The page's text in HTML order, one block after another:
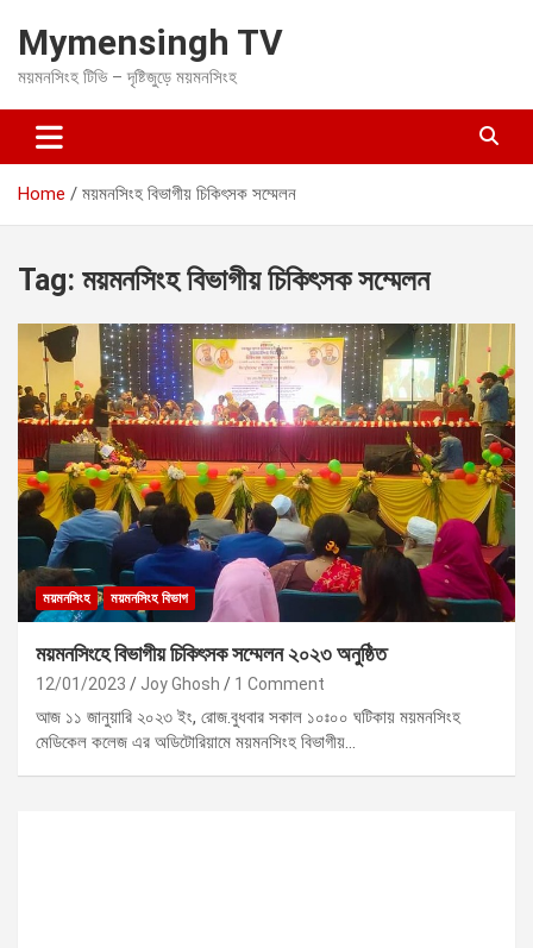
t
c
Mymensingh TV
ময়মনসিংহ টিভি – দৃষ্টিজুড়ে ময়মনসিংহ
Home ময়মনসিংহ বিভাগীয় চিকিৎসক সম্মেলন
Tag: ময়মনসিংহ বিভাগীয় চিকিৎসক সম্মেলন
ময়মনসিংহ ময়মনসিংহ বিভাগ
ময়মনসিংহে বিভাগীয় চিকিৎসক সম্মেলন ২০২৩ অনুষ্ঠিত
12/01/2023 Joy Ghosh 1 Comment
আজ ১১ জানুয়ারি ২০২৩ ইং, রোজ.বুধবার সকাল ১০ঃ০০ ঘটিকায় ময়মনসিংহ
মেডিকেল কলেজ এর অডিটোরিয়ামে ময়মনসিংহ বিভাগীয়…